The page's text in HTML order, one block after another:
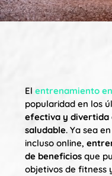
El entrenamiento
popularidad en los
efectiva y divertida
saludable. Ya sea
incluso online,
de beneficios que
objetivos de fitness